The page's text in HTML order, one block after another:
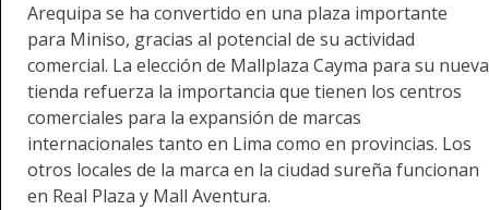
Arequipa se ha convertido en una plaza importante
para Miniso, gracias al potencial de su actividad
comercial. La elección de Mallplaza Cayma para su nueva
tienda refuerza la importancia que tienen los centros
comerciales para la expansión de marcas
internacionales tanto en Lima como en provincias. Los
otros locales de la marca en la ciudad sureña funcionan
en Real Plaza y Mall Aventura.